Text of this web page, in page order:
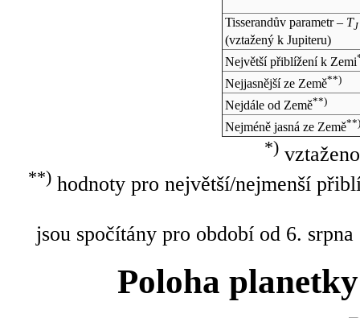
Tisserandův parametr – TJ
(vztažený k Jupiteru)
Největší přiblížení k Zemi
Nejjasnější ze Země**)
Nejdále od Země**)
Nejméně jasná ze Země**)
*)
**)hodnoty pro největší/nejmenší
jsou spočítány pro období od 6.
Poloha